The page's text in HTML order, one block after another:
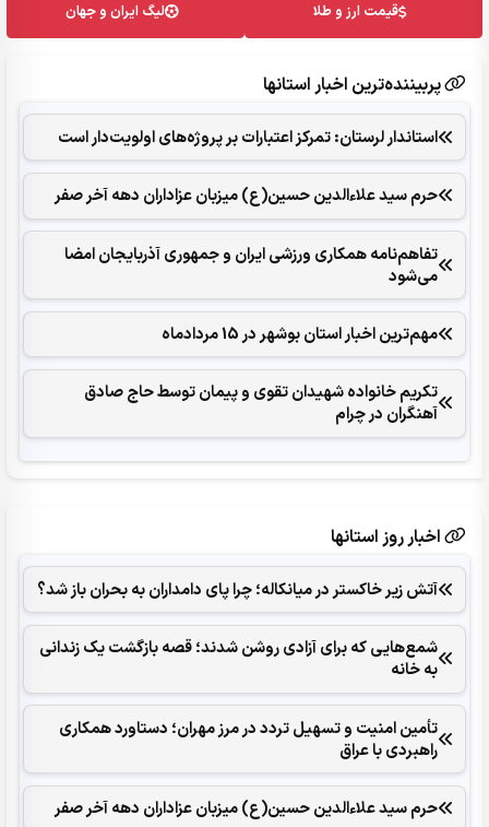
قیمت ارز و طلا لیگ ایران و جهان
پربیننده‌ترین اخبار استانها
استاندار لرستان: تمرکز اعتبارات بر پروژه‌های اولویت‌دار است
حرم سید علاءالدین حسین(ع) میزبان عزاداران دهه آخر صفر
تفاهم‌نامه همکاری ورزشی ایران و جمهوری آذربایجان امضا
می‌شود
مهم‌ترین اخبار استان بوشهر در 15 مردادماه
تکریم خانواده شهیدان تقوی و پیمان توسط حاج صادق
آهنگران در چرام
اخبار روز استانها
آتش زیر خاکستر در میانکاله؛ چرا پای دامداران به بحران باز شد؟
شمع‌هایی که ‌برای آزادی روشن شدند؛ قصه بازگشت یک زندانی
به خانه
تأمین امنیت و تسهیل تردد در مرز مهران؛ دستاورد همکاری‌
راهبردی با عراق
حرم سید علاءالدین حسین(ع) میزبان عزاداران دهه آخر صفر